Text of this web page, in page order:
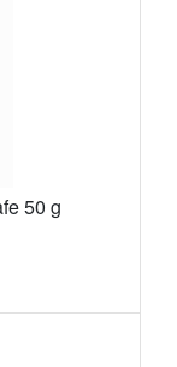
50 g